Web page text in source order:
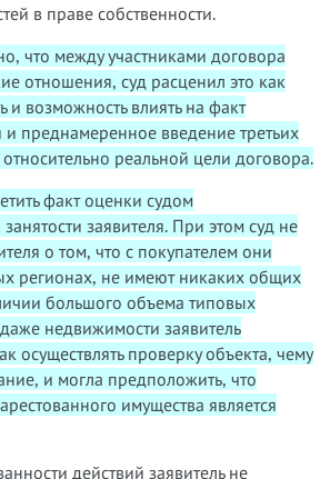
в праве собственности.
что между участниками договора
отношения, суд расценил это как
и возможность влиять на факт
преднамеренное введение третьих
реальной цели договора.
факт оценки судом
заявителя. При этом суд не
о том, что с покупателем они
регионах, не имеют никаких общих
большого объема типовых
недвижимости заявитель
осуществлять проверку объекта, чему
и могла предположить, что
имущества является
действий заявитель не